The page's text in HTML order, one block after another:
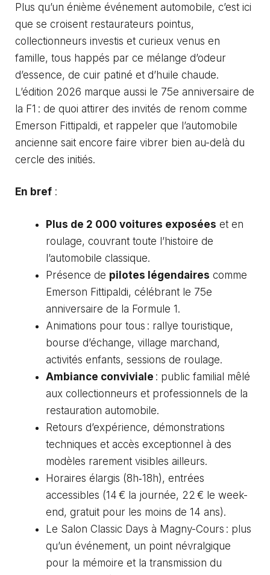
Plus qu’un énième événement automobile, c’est ici
que se croisent restaurateurs pointus,
collectionneurs investis et curieux venus en
famille, tous happés par ce mélange d’odeur
d’essence, de cuir patiné et d’huile chaude.
L’édition 2026 marque aussi le 75e anniversaire de
la F1 : de quoi attirer des invités de renom comme
Emerson Fittipaldi, et rappeler que l’automobile
ancienne sait encore faire vibrer bien au-delà du
cercle des initiés.
En bref :
Plus de 2 000 voitures exposées et en
roulage, couvrant toute l’histoire de
l’automobile classique.
Présence de pilotes légendaires comme
Emerson Fittipaldi, célébrant le 75e
anniversaire de la Formule 1.
Animations pour tous : rallye touristique,
bourse d’échange, village marchand,
activités enfants, sessions de roulage.
Ambiance conviviale : public familial mêlé
aux collectionneurs et professionnels de la
restauration automobile.
Retours d’expérience, démonstrations
techniques et accès exceptionnel à des
modèles rarement visibles ailleurs.
Horaires élargis (8h‑18h), entrées
accessibles (14 € la journée, 22 € le week-
end, gratuit pour les moins de 14 ans).
Le Salon Classic Days à Magny-Cours : plus
qu’un événement, un point névralgique
pour la mémoire et la transmission du